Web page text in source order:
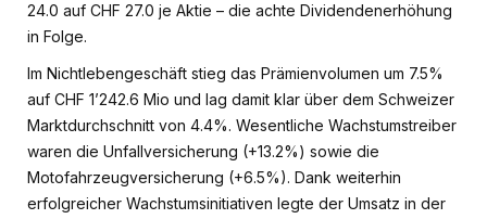
24.0 auf CHF 27.0 je Aktie – die achte Dividendenerhöhung
in Folge.
Im Nichtlebengeschäft stieg das Prämienvolumen um 7.5%
auf CHF 1’242.6 Mio und lag damit klar über dem Schweizer
Marktdurchschnitt von 4.4%. Wesentliche Wachstumstreiber
waren die Unfallversicherung (+13.2%) sowie die
Motofahrzeugversicherung (+6.5%). Dank weiterhin
erfolgreicher Wachstumsinitiativen legte der Umsatz in der